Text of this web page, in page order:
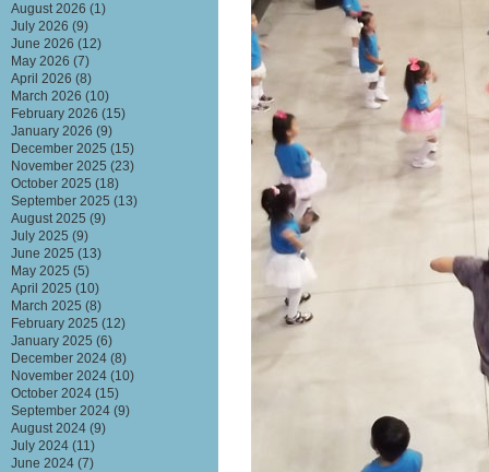
August 2026 (1)
July 2026 (9)
June 2026 (12)
May 2026 (7)
April 2026 (8)
March 2026 (10)
February 2026 (15)
January 2026 (9)
December 2025 (15)
November 2025 (23)
October 2025 (18)
September 2025 (13)
August 2025 (9)
July 2025 (9)
June 2025 (13)
May 2025 (5)
April 2025 (10)
March 2025 (8)
February 2025 (12)
January 2025 (6)
December 2024 (8)
November 2024 (10)
October 2024 (15)
September 2024 (9)
August 2024 (9)
July 2024 (11)
June 2024 (7)